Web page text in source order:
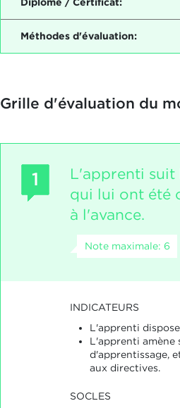
Méthodes d'évaluation:
Grille d'évaluation du
1
L'apprenti suit
qui lui ont été
à l'avance.
Note maximale: 6
INDICATEURS
L'apprenti
L'apprenti amène
d'apprentissage,
aux directives.
SOCLES